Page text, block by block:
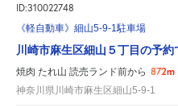
ID:310022748
《軽自動車》細山5-9-1駐車場
川崎市麻生区細山５丁目の予約
焼肉 たれ山 読売ランド前から 872m
神奈川県川崎市麻生区細山5-9-1